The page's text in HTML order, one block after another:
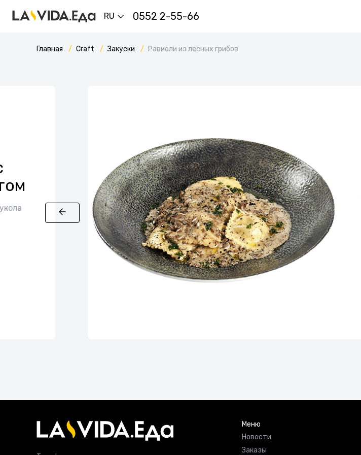
RU 0552 2-55-66
Главная Craft Закуски Равиоли из лесных грибов
Меню
Новости
Заказы